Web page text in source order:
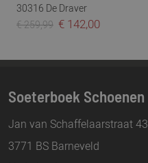
30316 De Draver
€ 259,99 € 142,00
Soeterboek Schoenen
Jan van Schaffelaarstraat 43
3771 BS Barneveld